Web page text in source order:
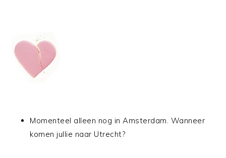
Momenteel alleen nog in Amsterdam. Wanneer
komen jullie naar Utrecht?